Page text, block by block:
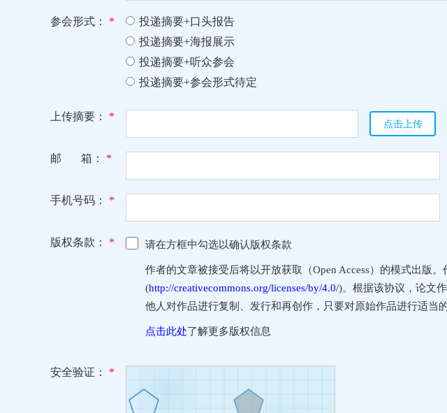
参会形式： *
投递摘要+口头报告
投递摘要+海报展示
投递摘要+听众参会
投递摘要+参会形式待定
上传摘要： *
点击上传
邮 箱： *
手机号码： *
版权条款： * 请在方框中勾选以确认版权条款
作者的文章被接受后将以开放获取（Open Access）的模式出版
(http://creativecommons.org/licenses/by/4.0/)。根据该协议，论文
他人对作品进行复制、发行和再创作，只要对原始作品进行适当的
点击此处了解更多版权信息
安全验证： *